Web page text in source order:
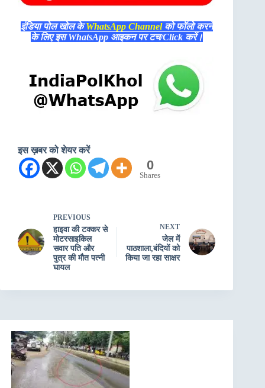
इंडिया पोल खोल केWhatsApp Channelको फॉलो करने
के लिए इस WhatsApp आइकन पर टच/Click करें।
इस ख़बर को शेयर करें
0
Shares
PREVIOUS
हाइवा की टक्कर से
मोटरसाइकिल
सवार पति और
पुत्र की मौत पत्नी
घायल
NEXT
जेल में
पाठशाला,बंदियों को
किया जा रहा साक्षर